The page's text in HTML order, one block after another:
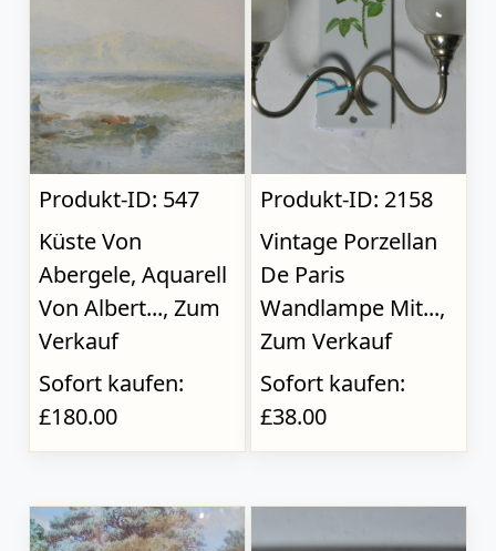
Produkt-ID: 547
Küste Von
Abergele, Aquarell
Von Albert..., Zum
Verkauf
Sofort kaufen:
£180.00
Produkt-ID: 2158
Vintage Porzellan
De Paris
Wandlampe Mit...,
Zum Verkauf
Sofort kaufen:
£38.00